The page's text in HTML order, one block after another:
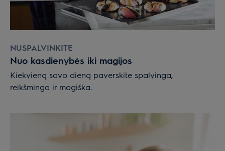
NUSPALVINKITE
Nuo kasdienybės iki magijos
Kiekvieną savo dieną paverskite spalvinga,
reikšminga ir magiška.